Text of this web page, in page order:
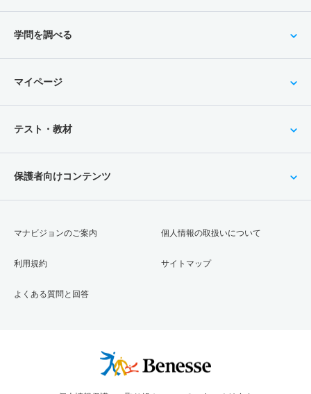
学問を調べる
マイページ
テスト・教材
保護者向けコンテンツ
マナビジョンのご案内
利用規約
よくある質問と回答
個人情報の取扱いについて
サイトマップ